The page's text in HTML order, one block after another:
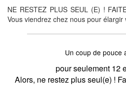
NE RESTEZ PLUS SEUL (E) !
Vous viendrez chez nous pour
Un coup de pouce
pour seulement 12
Alors, ne restez plus seul(e) !